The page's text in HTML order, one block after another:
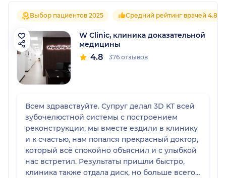
Выбор пациентов 2025 Средний рейтинг врачей 4.8
W Сlinic, клиника доказательной
медицины
4.8 376 отзывов
Всем здравствуйте. Супруг делал 3D KT всей
зубочелюстной системы с построением
реконструкции, мы вместе ездили в клинику
и к счастью, нам попался прекрасный доктор,
который всё спокойно объяснил и с улыбкой
нас встретил. Результаты пришли быстро,
клиника также отдала диск, но больше всего